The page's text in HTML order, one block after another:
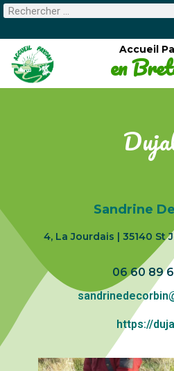
Accueil
en
Sandrine
4, La Jourdais | 35140 St
06 60 89
https://